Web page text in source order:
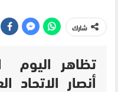
شارك
تظاهر اليوم
أنصار الاتحاد